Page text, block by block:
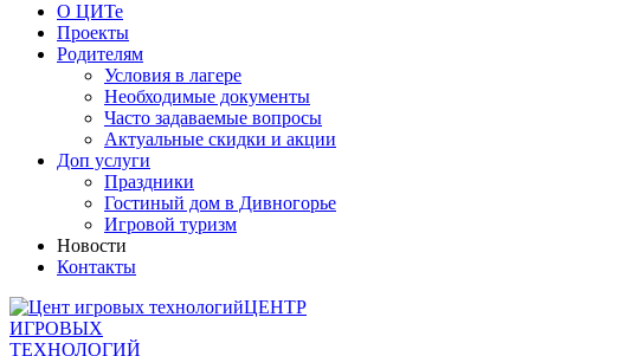
О ЦИТе
Проекты
Родителям
Условия в лагере
Необходимые документы
Часто задаваемые вопросы
Актуальные скидки и акции
Доп услуги
Праздники
Гостиный дом в Дивногорье
Игровой туризм
Новости
Контакты
ЦЕНТР
ИГРОВЫХ
ТЕХНОЛОГИЙ